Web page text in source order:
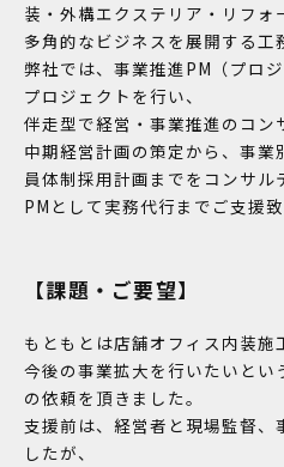
装・外構エクステリア・リフォ
多角的なビジネスを展開する工
弊社では、事業推進PM（プロ
プロジェクトを行い、
伴走型で経営・事業推進のコン
中期経営計画の策定から、事
員体制採用計画までをコンサル
PMとして実務代行までご支援致
【課題・ご要望】
もともとは店舗オフィス内装施
今後の事業拡大を行いたいとい
の依頼を頂きました。
支援前は、経営者と現場監督、
したが、